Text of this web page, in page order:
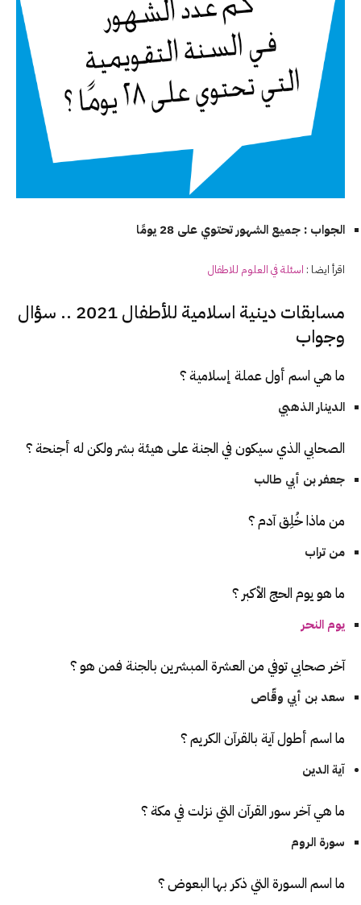
الجواب : جميع الشهور تحتوي على 28 يومًا
اقرأ ايضا : اسئلة في العلوم للاطفال
مسابقات دينية اسلامية للأطفال 2021 .. سؤال
وجواب
ما هي اسم أول عملة إسلامية ؟
الدينار الذهبي
الصحابي الذي سيكون في الجنة على هيئة بشر ولكن له أجنحة ؟
جعفر بن أبي طالب
من ماذا خُلِق آدم ؟
من تراب
ما هو يوم الحج الأكبر ؟
يوم النحر
آخر صحابي توفي من العشرة المبشرين بالجنة فمن هو ؟
سعد بن أبي وقّاص
ما اسم أطول آية بالقرآن الكريم ؟
آية الدين
ما هي آخر سور القرآن التي نزلت في مكة ؟
سورة الروم
ما اسم السورة التي ذكر بها البعوض ؟